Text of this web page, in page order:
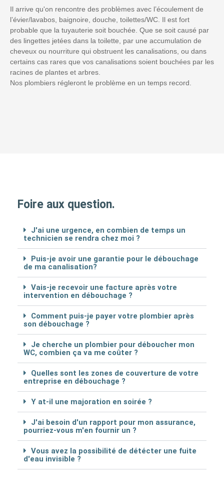
Il arrive qu'on rencontre des problèmes avec l’écoulement de
l’évier/lavabos, baignoire, douche, toilettes/WC. Il est fort
probable que la tuyauterie soit bouchée. Que se soit causé par
des lingettes jetées dans la toilette, par une accumulation de
cheveux ou nourriture qui obstruent les canalisations, ou dans
certains cas rares que vos canalisations soient bouchées par les
racines de plantes et arbres.
Nos plombiers régleront le problème en un temps record.
Foire aux question.
J'ai une urgence, en combien de temps un
technicien se rendra chez moi ?
Puis-je avoir une garantie pour le débouchage
de ma canalisation?
Vais-je recevoir une facture après votre
intervention en débouchage ?
Comment puis-je payer votre plombier après
son débouchage ?
Je cherche un plombier pour déboucher mon
WC, combien ça va me coûter ?
Quelles sont les zones de couverture de votre
entreprise en débouchage ?
Y at-il une majoration en soirée ?
J'ai besoin d'un rapport pour mon assurance,
pourriez-vous m'en fournir un ?
Vous avez la possibilité de détécter une fuite
d'eau invisible ?